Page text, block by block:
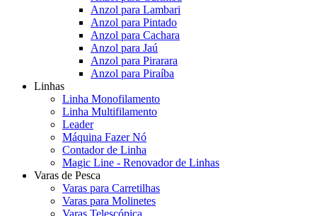
Anzol para Lambari
Anzol para Pintado
Anzol para Cachara
Anzol para Jaú
Anzol para Pirarara
Anzol para Piraíba
Linhas
Linha Monofilamento
Linha Multifilamento
Leader
Máquina Fazer Nó
Contador de Linha
Magic Line - Renovador de Linhas
Varas de Pesca
Varas para Carretilhas
Varas para Molinetes
Varas Telescópica